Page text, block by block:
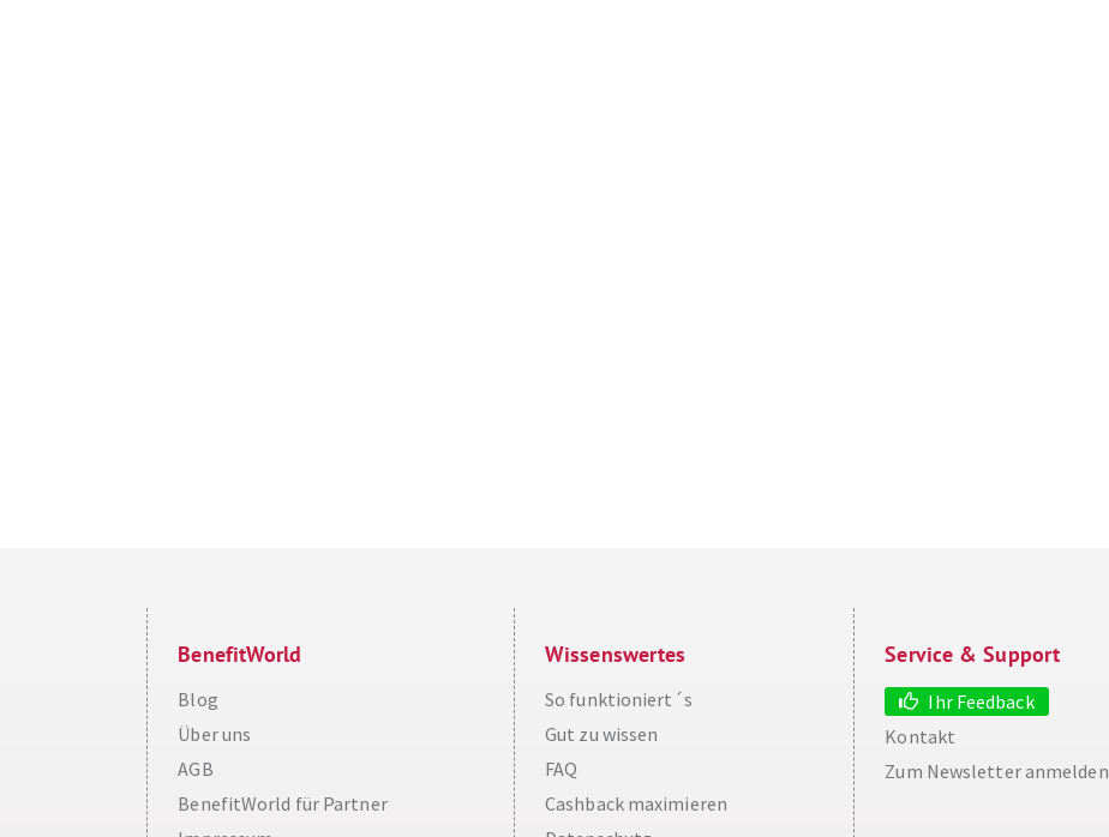
Cookie Consent plugin for the EU cookie law
BenefitWorld
Blog
Über uns
AGB
BenefitWorld für Partner
Wissenswertes
So funktioniert´s
Gut zu wissen
FAQ
Cashback maximieren
Service & Support
Ihr Feedback
Kontakt
Zum Newsletter anmelden